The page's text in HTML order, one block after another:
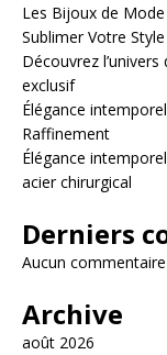
Les Bijoux de
Sublimer Votre Style
Découvrez
exclusif
Élégance
Raffinement
Élégance
acier chirurgical
Derniers
Aucun
Archive
août 2026